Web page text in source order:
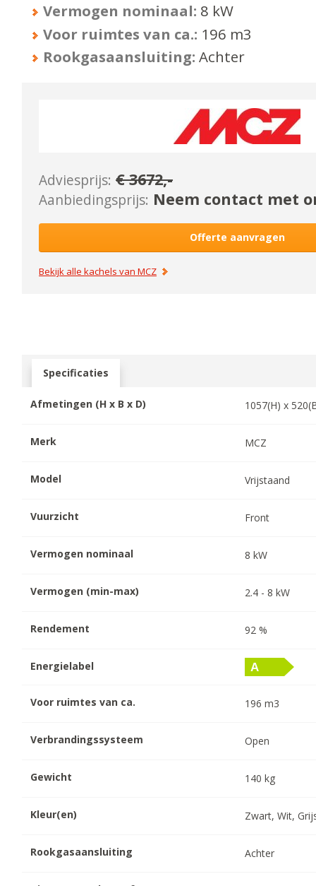
Vermogen nominaal: 8 kW
Voor ruimtes van ca.: 196 m3
Rookgasaansluiting: Achter
Adviesprijs: €3672,-
Aanbiedingsprijs: Neem contact met
Offerte aanvragen
Bekijk alle kachels vanMCZ
Specificaties
Afmetingen (H x B x D) 1057(H) x 520
Merk MCZ
Model Vrijstaand
Vuurzicht Front
Vermogen nominaal 8 kW
Vermogen (min-max) 2.4 -8 kW
Rendement 92 %
Energielabel
Voor ruimtes van ca. 196 m3
Verbrandingssysteem Open
Gewicht 140 kg
Kleur(en) Zwart, Wit,
Rookgasaansluiting Achter